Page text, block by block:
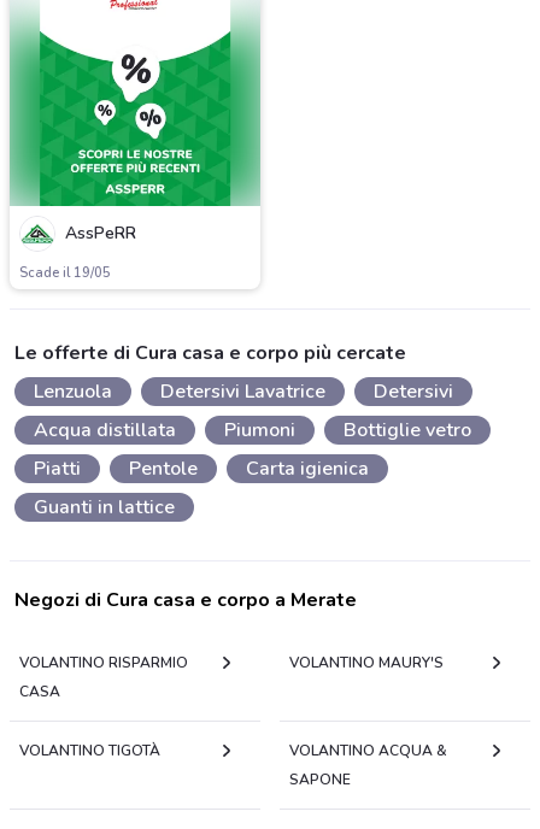
AssPeRR
Scade il 19/05
Le offerte di Cura casa e corpo più cercate
Lenzuola
Detersivi Lavatrice
Detersivi
Acqua distillata
Piumoni
Bottiglie vetro
Piatti
Pentole
Carta igienica
Guanti in lattice
Negozi di Cura casa e corpo a Merate
VOLANTINO RISPARMIO
CASA
VOLANTINO MAURY'S
VOLANTINO TIGOTÀ
VOLANTINO ACQUA &
SAPONE